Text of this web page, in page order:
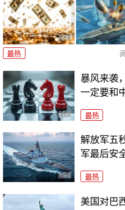
最热
暴风来袭
一定要和
最热
解放军五
军最后安
最热
美国对巴